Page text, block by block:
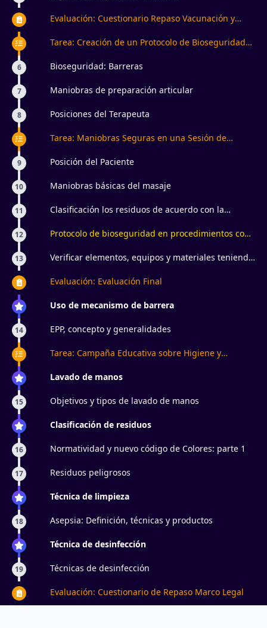
Evaluación: Cuestionario Repaso Vacunación y
Tarea: Creación de un Protocolo de Bioseguridad
6 Bioseguridad: Barreras
7 Maniobras de preparación articular
8 Posiciones del Terapeuta
Tarea: Maniobras Seguras en una Sesión de
9 Posición del Paciente
10 Maniobras básicas del masaje
11
Clasificación los residuos de acuerdo con la
12
Protocolo de bioseguridad en procedimientos con
13
Verificar elementos, equipos y materiales teniendo
Evaluación: Evaluación Final
Uso de mecanismo de barrera
14 EPP, concepto y generalidades
Tarea: Campaña Educativa sobre Higiene y
Lavado de manos
15 Objetivos y tipos de lavado de manos
Clasificación de residuos
16 Normatividad y nuevo código de Colores: parte 1
17 Residuos peligrosos
Técnica de limpieza
18 Asepsia: Definición, técnicas y productos
Técnica de desinfección
19 Técnicas de desinfección
Evaluación: Cuestionario de Repaso Marco Legal